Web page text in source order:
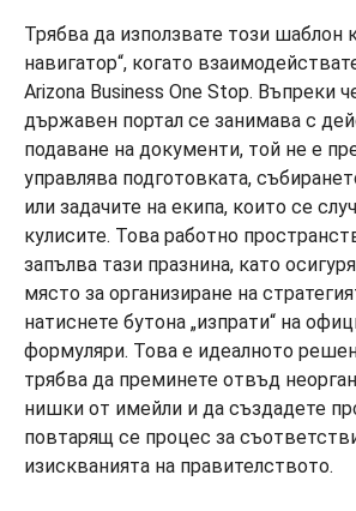
Трябва да използвате този шаблон
навигатор“, когато
Arizona Business One Stop. Въпреки
държавен портал се занимава с
подаване на документи, той не е
управлява подготовката,
или задачите на екипа, които се
кулисите. Това работно
запълва тази празнина, като
място за организиране на
натиснете бутона „изпрати“ на
формуляри. Това е идеалното
трябва да преминете отвъд
нишки от имейли и да създадете
повтарящ се процес за
изискванията на правителството.